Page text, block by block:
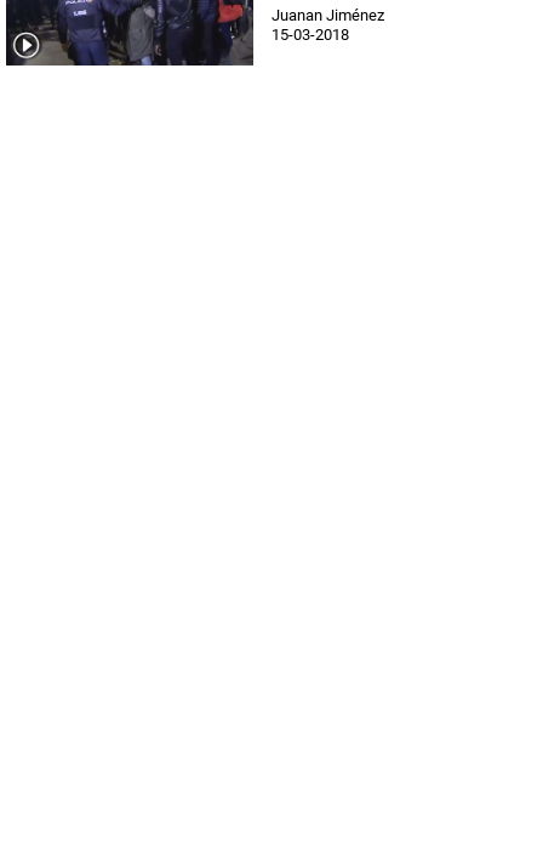
Juanan Jiménez
15-03-2018